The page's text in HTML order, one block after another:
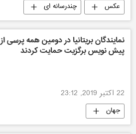
عکس چندرسانه ای
نمایندگان بریتانیا در دومین همه پرسی از
پیش نویس برگزیت حمایت کردند
22 اکتبر 2019, 23:12
جهان